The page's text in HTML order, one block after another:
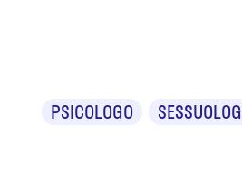
PSICOLOGO